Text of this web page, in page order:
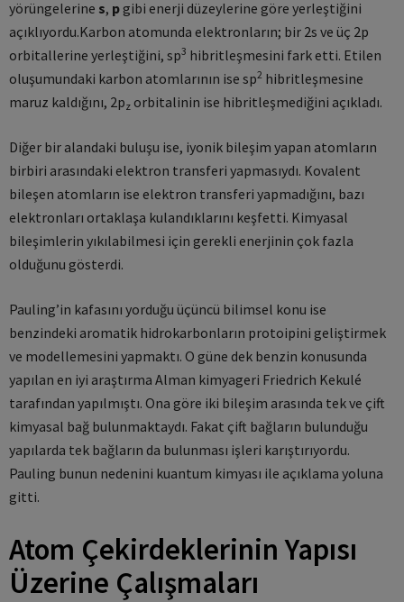
yörüngelerine s, pgibi enerji düzeylerine göre yerleştiğini
açıklıyordu.Karbon atomunda elektronların; bir 2s ve üç 2p
orbitallerine yerleştiğini, sp3 hibritleşmesini fark etti. Etilen
oluşumundaki karbon atomlarının ise sp2 hibritleşmesine
maruz kaldığını, 2pz orbitalinin ise hibritleşmediğini açıkladı.
Diğer bir alandaki buluşu ise, iyonik bileşim yapan atomların
birbiri arasındaki elektron transferi yapmasıydı. Kovalent
bileşen atomların ise elektron transferi yapmadığını, bazı
elektronları ortaklaşa kulandıklarını keşfetti. Kimyasal
bileşimlerin yıkılabilmesi için gerekli enerjinin çok fazla
olduğunu gösterdi.
Pauling’in kafasını yorduğu üçüncü bilimsel konu ise
benzindeki aromatik hidrokarbonların protoipini geliştirmek
ve modellemesini yapmaktı. O güne dek benzin konusunda
yapılan en iyi araştırma Alman kimyageri Friedrich Kekulé
tarafından yapılmıştı. Ona göre iki bileşim arasında tek ve çift
kimyasal bağ bulunmaktaydı. Fakat çift bağların bulunduğu
yapılarda tek bağların da bulunması işleri karıştırıyordu.
Pauling bunun nedenini kuantum kimyası ile açıklama yoluna
gitti.
Atom Çekirdeklerinin Yapısı
Üzerine Çalışmaları